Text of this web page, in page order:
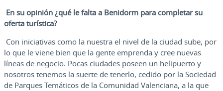
En su opinión ¿qué le falta a Benidorm para completar su
oferta turística?
Con iniciativas como la nuestra el nivel de la ciudad sube, por
lo que le viene bien que la gente emprenda y cree nuevas
líneas de negocio. Pocas ciudades poseen un helipuerto y
nosotros tenemos la suerte de tenerlo, cedido por la Sociedad
de Parques Temáticos de la Comunidad Valenciana, a la que